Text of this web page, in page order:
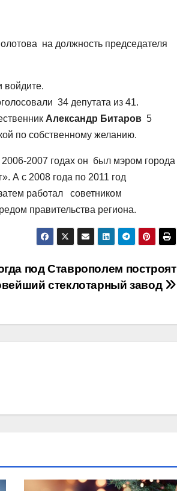
на должность председателя
войдите.
34 депутата из 41.
Александр Битаров 5
по собственному желанию.
2007 годах он был мэром города
А с 2008 года по 2011 год
работал советником
правительства региона.
под Ставрополем построят
стеклотарный завод